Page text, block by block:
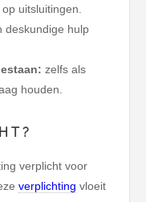
op uitsluitingen.
deskundige hulp
zelfs als
houden.
verplicht voor
verplichting vloeit